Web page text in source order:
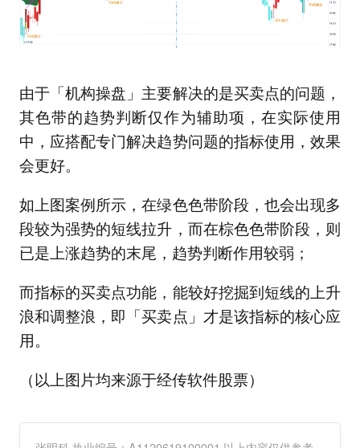
由于「机构操盘」主要解决的是买卖点的问题，
其色带的趋势判断仅作为辅助项，在实际使用
中，应搭配专门解决趋势问题的指标使用，效果
会更好。
如上图案例所示，在绿色色带阶段，也会出现多
段较为强势的短线拉升，而在棕色色带阶段，则
已是上涨趋势的末尾，趋势判断作用较弱；
而指标的买卖点功能，能较好挖掘到短线的上升
浪和调整浪，即「买卖点」才是该指标的核心应
用。
（以上图片均来源于经传软件股票）